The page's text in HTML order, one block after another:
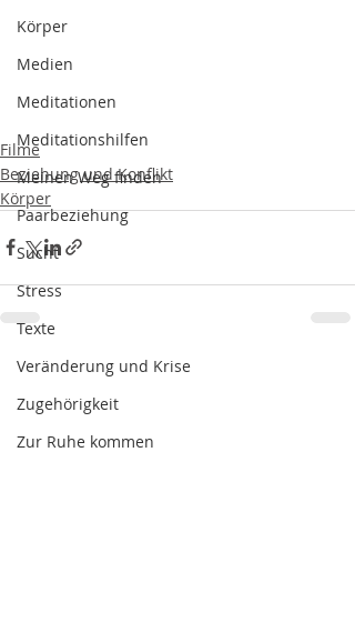
Körper
Medien
Meditationen
Meditationshilfen
Meinen Weg finden
Paarbeziehung
Sucht
Stress
Texte
Veränderung und Krise
Zugehörigkeit
Zur Ruhe kommen
Filme
Beziehung und Konflikt
Körper